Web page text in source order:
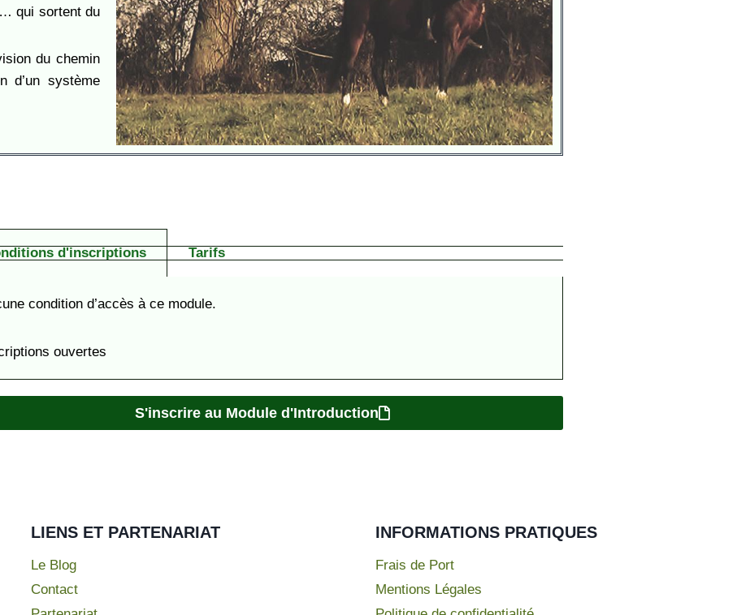
qui sortent du
du chemin
d’un système
d'inscriptions Tarifs
condition d’accès à ce module.
ouvertes
S'inscrire au Module d'Introduction
LIENS ET PARTENARIAT
Le Blog
Contact
INFORMATIONS PRATIQUES
Frais de Port
Mentions Légales